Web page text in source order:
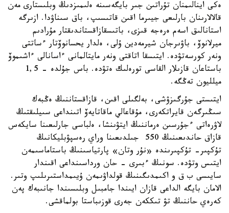
ەكى اينالىمنان تۇراتىن جىر بايگەسىنە ەلىمىزدىڭ وبلىستارى مەن
قالالارىنان بارلىعى جيىرما اقىن قاتىسىپ، باق سىناۋدا. ازىرگە
استانالىق اسەم ەرەجە قىزى، باتىسقازاقستاندىقتار مۇرادىم
ميرلانوۆ، باۋىرجان شيرمەدين ۇلى، ەلدار يحسانوۆتار ءساتتى
ونەر كورسەتۋدە. ايتىسقا اتاقتى ونەر مايتالمانى ءاسانالى ءاشىموۆ
باستاعان قازىلار القاسى تورەلىك ەتۋدە. باس جۇلدە - 1,5
ميلليون تەڭگە.
ايتىستى جۇرگىزۋشى، بەلگىلى اقىن، قازاقستاننىڭ ەڭبەك
سىڭىرگەن قايراتكەرى، مۇقاعالي ماقاتايەۆ اتىنداعى سىيلىقتىڭ
لاۋرەاتى ءجۇرسىن ەرماننىڭ ايتۋىنشا، ەلباسى جارلىعىنا سايكەس
قازاق حاندىعىنىڭ 550 جىلدىعىنا وراي رەسپۋبليكانىڭ
تۇكپىر- تۇكپىرىندە «نۇر وتان» پارتياسىنىڭ باستاماسىمەن
ايتىس وتۋدە. سونىڭ ءبىرى - حان ورداسىنداعى اقىندار
سايىسى ب ق و اكىمدىگىنىڭ قولداۋىمەن ۇيىمداستىرىلىپ وتىر.
الامان بايگە الداعى قازان ايىندا جامبىل وبلىسىندا جانىبەك پەن
كەرەي حاننىڭ تۋ تىككەن جەرى قوزىباستا بولماقشى.